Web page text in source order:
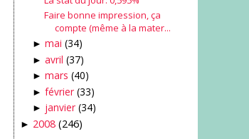
Faire bonne impression, ça
compte (même à la mater...
► mai (34)
► avril (37)
► mars (40)
► février (33)
► janvier (34)
► 2008 (246)